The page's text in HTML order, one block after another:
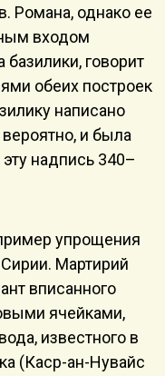
Романа, однако ее
входом
говорит
обеих построек
написано
и была
надпись 340–
упрощения
Мартирий
вписанного
ячейками,
известного в
(Каср-ан-Нувайс